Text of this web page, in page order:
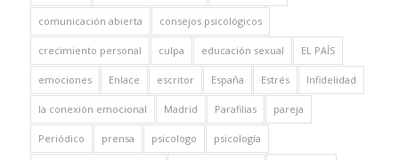
comunicación abierta consejos psicológicos
crecimiento personal culpa educación sexual EL PAÍS
emociones Enlace escritor España Estrés Infidelidad
la conexión emocional Madrid Parafilias pareja
Periódico prensa psicologo psicología